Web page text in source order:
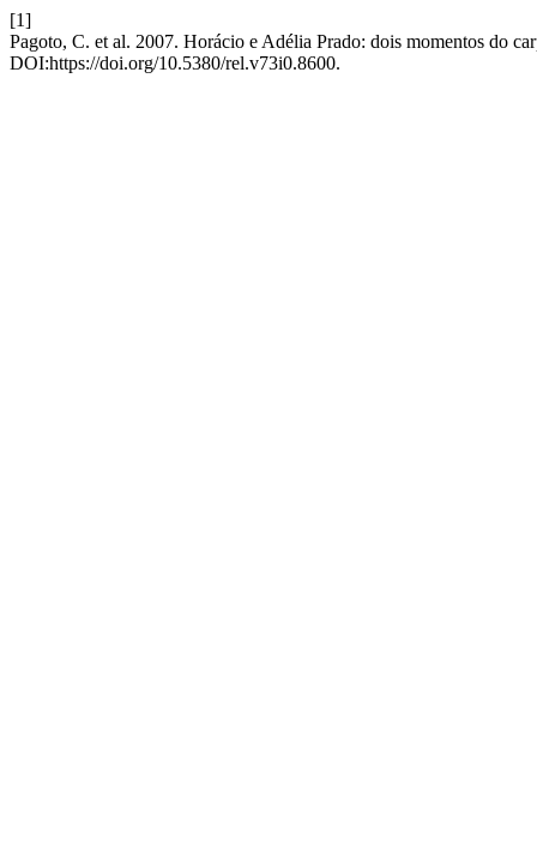
[1]
Pagoto, C. et al. 2007. Horácio e Adélia Prado: dois momentos do
DOI:https://doi.org/10.5380/rel.v73i0.8600.